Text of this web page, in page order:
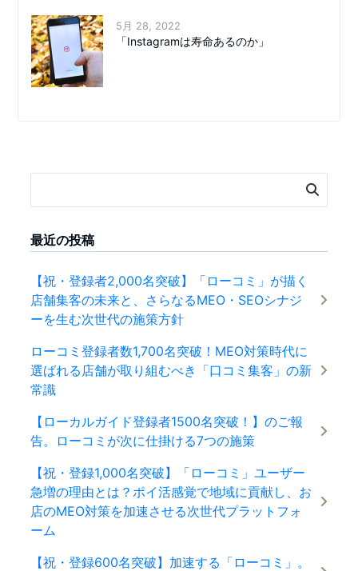
5月 28, 2022
「Instagramは寿命あるのか」
最近の投稿
【祝・登録者2,000名突破】「ローコミ」が描く
店舗集客の未来と、さらなるMEO・SEOシナジ
ーを生む次世代の施策方針
ローコミ登録者数1,700名突破！MEO対策時代に
選ばれる店舗が取り組むべき「口コミ集客」の新
常識
【ローカルガイド登録者1500名突破！】のご報
告。ローコミが次に仕掛ける7つの施策
【祝・登録1,000名突破】「ローコミ」ユーザー
急増の理由とは？ポイ活感覚で地域に貢献し、お
店のMEO対策を加速させる次世代プラットフォ
ーム
【祝・登録600名突破】加速する「ローコミ」。